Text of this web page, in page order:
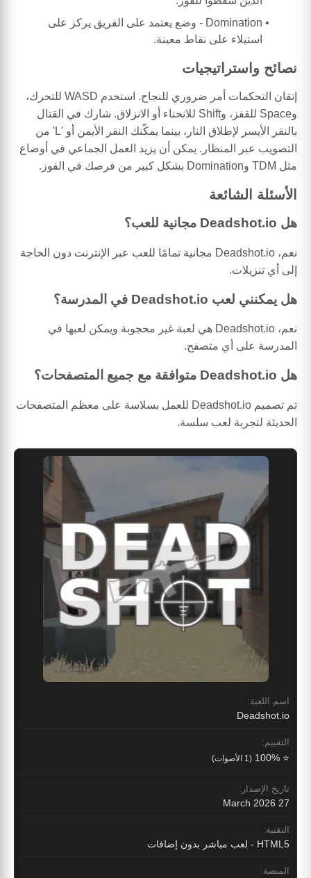
Domination - وضع يعتمد على الفريق يركز على
استيلاء على نقاط معينة.
نصائح واستراتيجيات
إتقان التحكمات أمر ضروري للنجاح. استخدم WASD للتحرك،
وSpace للقفز، وShift للانحناء أو الانزلاق. شارك في القتال
بالنقر الأيسر لإطلاق النار، بينما يمكّنك النقر الأيمن أو 'L' من
التصويب عبر المنظار. يمكن أن يزيد العمل الجماعي في أوضاع
مثل TDM وDomination بشكل كبير من فرصك في الفوز.
الأسئلة الشائعة
هل Deadshot.io مجانية للعب؟
نعم، Deadshot.io مجانية تمامًا للعب عبر الإنترنت دون الحاجة
إلى أي تنزيلات.
هل يمكنني لعب Deadshot.io في المدرسة؟
نعم، Deadshot.io هي لعبة غير محجوبة ويمكن لعبها في
المدرسة على أي متصفح.
هل Deadshot.io متوافقة مع جميع المتصفحات؟
تم تصميم Deadshot.io للعمل بسلاسة على معظم المتصفحات
الحديثة لتجربة لعب سلسة.
اسم اللعبة:
Deadshot.io
التقييم:
⭐ 100% (1 الأصوات)
تاريخ الإصدار:
27 March 2026
التقنية:
HTML5 - لعب مباشر بدون إضافات
المنصة: